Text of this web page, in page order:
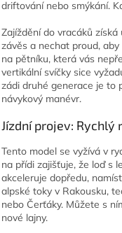
driftování nebo smýkání.
Zajíždění do vracáků
závěs a nechat proud,
na pětníku, která vás
vertikální svíčky sice
zádi druhé generace je to
návykový manévr.
Jízdní projev:
Tento model se vyžívá v
na přídi zajišťuje, že loď s
akceleruje dopředu,
alpské toky v Rakousku,
nebo Čerťáky. Můžete s
nové lajny.